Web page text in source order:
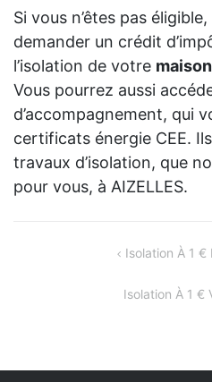
Si vous n’êtes pas
demander un crédit
l’isolation de votre
Vous pourrez aussi
d’accompagnement, qui
certificats énergie CEE.
travaux d’isolation, que
pour vous, à AIZELLES.
NAVIGATION Isolation À 1 €
Isolation À 1 €